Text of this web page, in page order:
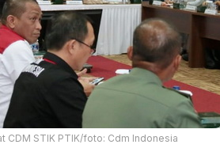
CDM STIK PTIK/foto: Cdm Indonesia